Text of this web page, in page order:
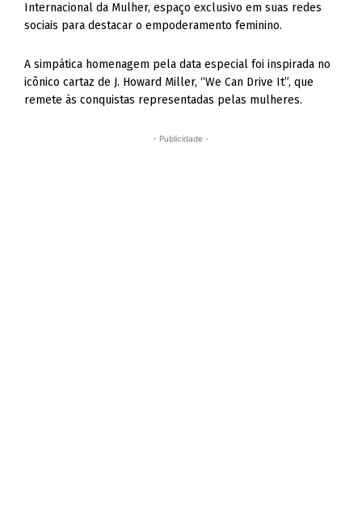
Internacional da Mulher, espaço exclusivo em suas redes
sociais para destacar o empoderamento feminino.
A simpática homenagem pela data especial foi inspirada no
icônico cartaz de J. Howard Miller, “We Can Drive It”, que
remete às conquistas representadas pelas mulheres.
- Publicidade -